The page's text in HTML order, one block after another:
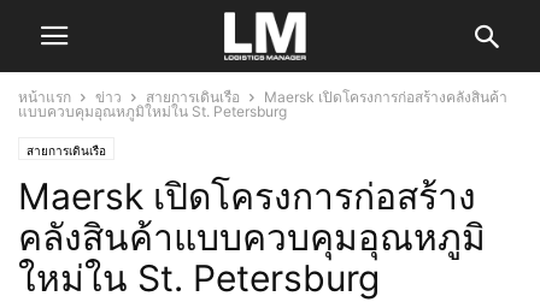
หน้าแรก ข่าว สายการเดินเรือ
Maersk เปิดโครงการก่อสร้างคลังสินค้า
แบบควบคุมอุณหภูมิใหม่ใน St. Petersburg
สายการเดินเรือ
Maersk เปิดโครงการก่อสร้าง
คลังสินค้าแบบควบคุมอุณหภูมิ
ใหม่ใน St. Petersburg